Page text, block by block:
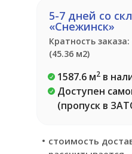
5-7 дней со
«Снежинск»
Кратность
(45.36 м2)
1587.6 м2в
Доступен
(пропуск в
стоимость